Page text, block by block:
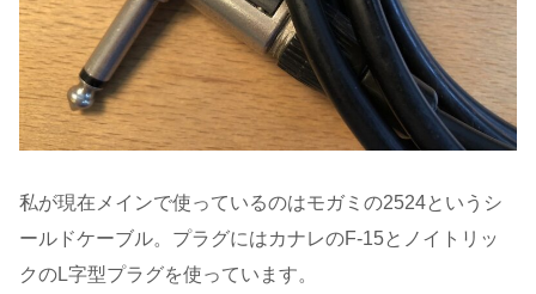
私が現在メインで使っているのはモガミの2524というシ
ールドケーブル。プラグにはカナレのF-15とノイトリッ
クのL字型プラグを使っています。